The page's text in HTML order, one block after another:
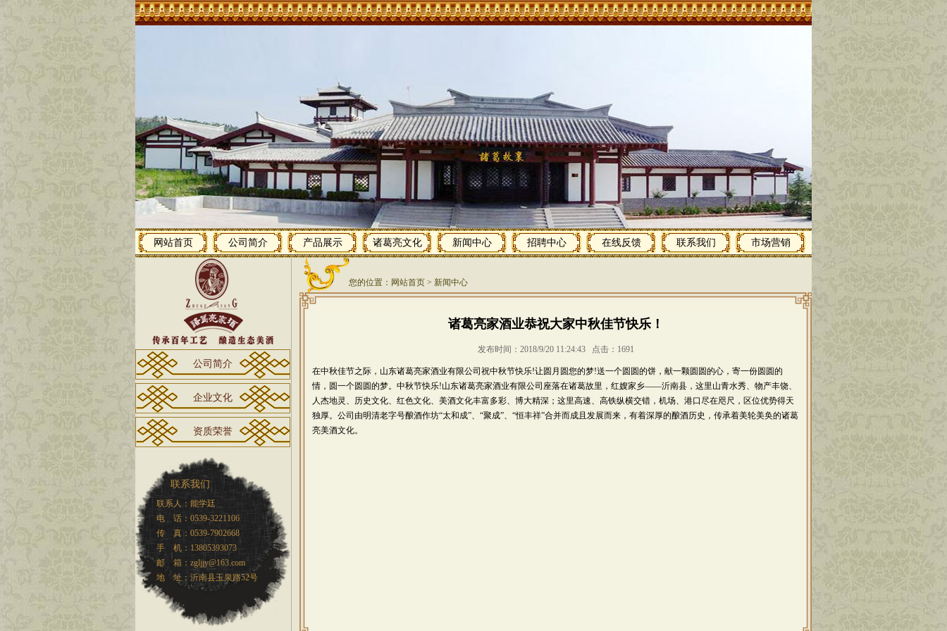
网站首页 公司简介 产品展示 诸葛亮文化 新闻中心 招聘中心 在线反馈 联系我们 市场营销
您的位置： 网站首页 > 新闻中心
诸葛亮家酒业恭祝大家中秋佳节快乐！
发布时间：2018/9/20 11:24:43 点击：1691
在中秋佳节之际，山东诸葛亮家酒业有限公司祝中秋节快乐!让圆月圆您的梦!送一个圆圆的饼，献一颗圆圆的心，寄一份圆圆的
情，圆一个圆圆的梦。中秋节快乐!山东诸葛亮家酒业有限公司座落在诸葛故里，红嫂家乡——沂南县，这里山青水秀、物产丰饶、
人杰地灵、历史文化、红色文化、美酒文化丰富多彩、博大精深；这里高速、高铁纵横交错，机场、港口尽在咫尺，区位优势得天
独厚。公司由明清老字号酿酒作坊“太和成”、“聚成”、“恒丰祥”合并而成且发展而来，有着深厚的酿酒历史，传承着美轮美奂的诸葛
亮美酒文化。
公司简介
企业文化
资质荣誉
联系我们
联系人：能学廷
电 话：0539-3221106
传 真：0539-7902668
手 机：13805393073
邮 箱：zgljjy@163.com
地 址：沂南县玉泉路52号